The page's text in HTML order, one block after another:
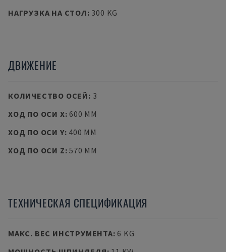
НАГРУЗКА НА СТОЛ: 300 KG
ДВИЖЕНИЕ
КОЛИЧЕСТВО ОСЕЙ: 3
ХОД ПО ОСИ X: 600 MM
ХОД ПО ОСИ Y: 400 MM
ХОД ПО ОСИ Z:570 MM
ТЕХНИЧЕСКАЯ СПЕЦИФИКАЦИЯ
МАКС. ВЕС ИНСТРУМЕНТА: 6 KG